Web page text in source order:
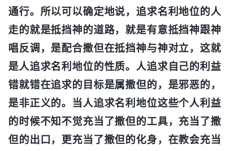
通行。所以可以确定地说，追求名利地位的人
走的就是抵挡神的道路，就是有意抵挡神跟神
唱反调，是配合撒但在抵挡神与神对立，这就
是人追求名利地位的性质。人追求自己的利益
错就错在追求的目标是属撒但的，是邪恶的，
是非正义的。当人追求名利地位这些个人利益
的时候不知不觉充当了撒但的工具，充当了撒
但的出口，更充当了撒但的化身，在教会充当